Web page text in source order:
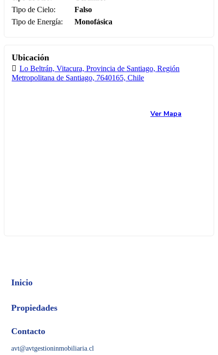
Tipo de Cielo:
Falso
Tipo de Energía:
Monofásica
Ubicación
Lo Beltrán, Vitacura, Provincia de Santiago, Región
Metropolitana de Santiago, 7640165, Chile
Ver Mapa
Inicio
Propiedades
Contacto
avt@avtgestioninmobiliaria.cl